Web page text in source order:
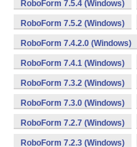
RoboForm 7.5.4 (Windows)
RoboForm 7.5.2 (Windows)
RoboForm 7.4.2.0 (Windows)
RoboForm 7.4.1 (Windows)
RoboForm 7.3.2 (Windows)
RoboForm 7.3.0 (Windows)
RoboForm 7.2.7 (Windows)
RoboForm 7.2.3 (Windows)